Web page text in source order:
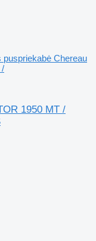
puspriekabė Chereau
/
1950 MT /